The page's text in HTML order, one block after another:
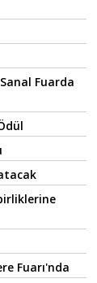
Fuarda
Fuarı'nda